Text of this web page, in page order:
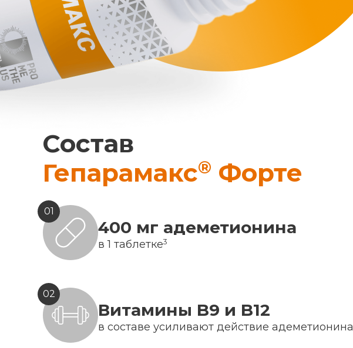
Состав
Гепарамакс® Форте
01
400 мг адеметионина
в 1 таблетке3
02
Витамины B9 и B12
в составе усиливают действие адеметионина